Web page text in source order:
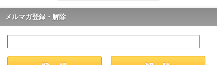
メルマガ登録・解除